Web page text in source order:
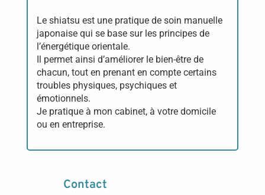
Le shiatsu est une pratique de soin manuelle
japonaise qui se base sur les principes de
l’énergétique orientale.
Il permet ainsi d’améliorer le bien-être de
chacun, tout en prenant en compte certains
troubles physiques, psychiques et
émotionnels.
Je pratique à mon cabinet, à votre domicile
ou en entreprise.
Contact